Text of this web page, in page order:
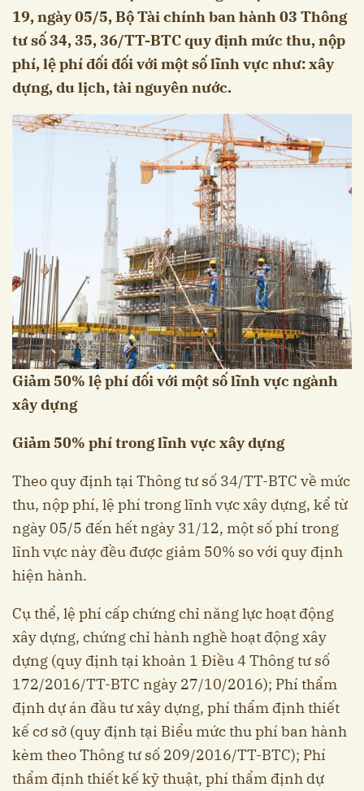
19, ngày 05/5, Bộ Tài chính ban hành 03 Thông
tư số 34, 35, 36/TT-BTC quy định mức thu, nộp
phí, lệ phí đối đối với một số lĩnh vực như: xây
dựng, du lịch, tài nguyên nước.
Giảm 50% lệ phí đối với một số lĩnh vực ngành
xây dựng
Giảm 50% phí trong lĩnh vực xây dựng
Theo quy định tại Thông tư số 34/TT-BTC về mức
thu, nộp phí, lệ phí trong lĩnh vực xây dựng, kể từ
ngày 05/5 đến hết ngày 31/12, một số phí trong
lĩnh vực này đều được giảm 50% so với quy định
hiện hành.
Cụ thể, lệ phí cấp chứng chỉ năng lực hoạt động
xây dựng, chứng chỉ hành nghề hoạt động xây
dựng (quy định tại khoản 1 Điều 4 Thông tư số
172/2016/TT-BTC ngày 27/10/2016); Phí thẩm
định dự án đầu tư xây dựng, phí thẩm định thiết
kế cơ sở (quy định tại Biểu mức thu phí ban hành
kèm theo Thông tư số 209/2016/TT-BTC); Phí
thẩm định thiết kế kỹ thuật, phí thẩm định dự